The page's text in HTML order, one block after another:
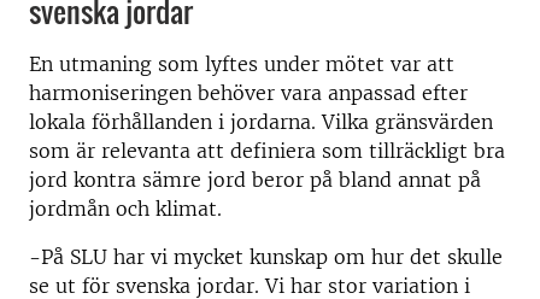
svenska jordar
En utmaning som lyftes under mötet var att
harmoniseringen behöver vara anpassad efter
lokala förhållanden i jordarna. Vilka gränsvärden
som är relevanta att definiera som tillräckligt bra
jord kontra sämre jord beror på bland annat på
jordmån och klimat.
-På SLU har vi mycket kunskap om hur det skulle
se ut för svenska jordar. Vi har stor variation i